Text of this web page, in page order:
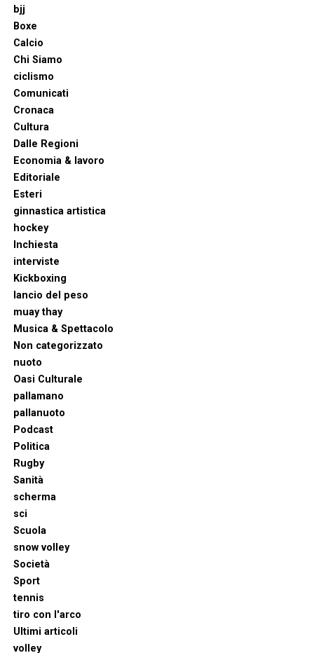
bjj
Boxe
Calcio
Chi Siamo
ciclismo
Comunicati
Cronaca
Cultura
Dalle Regioni
Economia & lavoro
Editoriale
Esteri
ginnastica artistica
hockey
Inchiesta
interviste
Kickboxing
lancio del peso
muay thay
Musica & Spettacolo
Non categorizzato
nuoto
Oasi Culturale
pallamano
pallanuoto
Podcast
Politica
Rugby
Sanità
scherma
sci
Scuola
snow volley
Società
Sport
tennis
tiro con l'arco
Ultimi articoli
volley